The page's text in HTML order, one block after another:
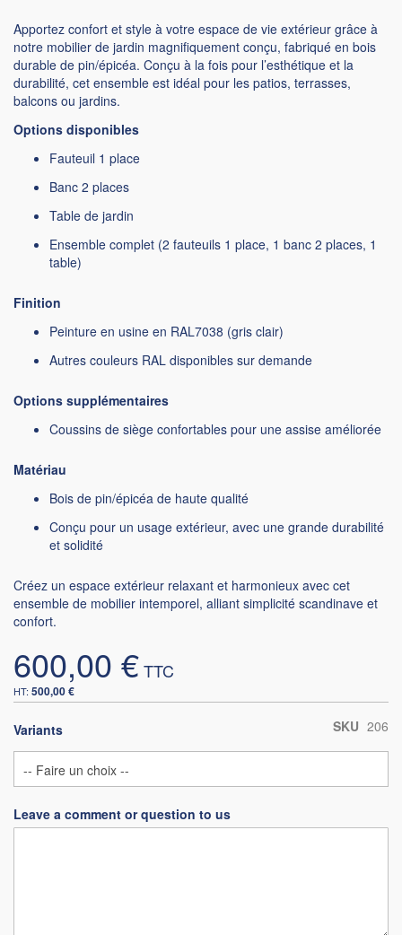
Apportez confort et style à votre espace de vie extérieur grâce à
notre mobilier de jardin magnifiquement conçu, fabriqué en bois
durable de pin/épicéa. Conçu à la fois pour l’esthétique et la
durabilité, cet ensemble est idéal pour les patios, terrasses,
balcons ou jardins.
Options disponibles
Fauteuil 1 place
Banc 2 places
Table de jardin
Ensemble complet (2 fauteuils 1 place, 1 banc 2 places, 1
table)
Finition
Peinture en usine en RAL7038 (gris clair)
Autres couleurs RAL disponibles sur demande
Options supplémentaires
Coussins de siège confortables pour une assise améliorée
Matériau
Bois de pin/épicéa de haute qualité
Conçu pour un usage extérieur, avec une grande durabilité
et solidité
Créez un espace extérieur relaxant et harmonieux avec cet
ensemble de mobilier intemporel, alliant simplicité scandinave et
confort.
600,00 €
500,00 €
SKU 206
Variants
Leave a comment or question to us